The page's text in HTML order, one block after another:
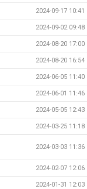
2024-09-17 10:41
2024-09-02 09:48
2024-08-20 17:00
2024-08-20 16:54
2024-06-05 11:40
2024-06-01 11:46
2024-05-05 12:43
2024-03-25 11:18
2024-03-03 11:36
2024-02-07 12:06
2024-01-31 12:03